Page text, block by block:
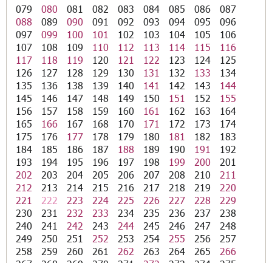
079
080 081 082 083 084 085 086
087
088
089 090 091 092 093 094 095
096
097
099 100 101 102 103 104 105
106
107
108 109 110 112 113 114 115
116
117
118 119 120 121 122 123 124
125
126
127 128 129 130 131 132 133
134
135
136 138 139 140 141 142 143
144
145
146 147 148 149 150 151 152
155
156
157 158 159 160 161 162 163
164
165
166 167 168 170 171 172 173
174
175
176 177 178 179 180 181 182
183
184
185 186 187 188 189 190 191
192
193
194 195 196 197 198 199 200
201
202
203 204 205 206 207 208 210
211
212
213 214 215 216 217 218 219
220
221
222 223 224 225 226 227 228
229
230
231 232 233 234 235 236 237
238
240
241 242 243 244 245 246 247
248
249
250 251 252 253 254 255 256
257
258
259 260 261 262 263 264 265
266